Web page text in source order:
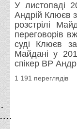
У листопаді
Андрій Клюєв
розстрілі
переговорів
суді Клюєв
Майдані у
спікер ВР
1 191 переглядів